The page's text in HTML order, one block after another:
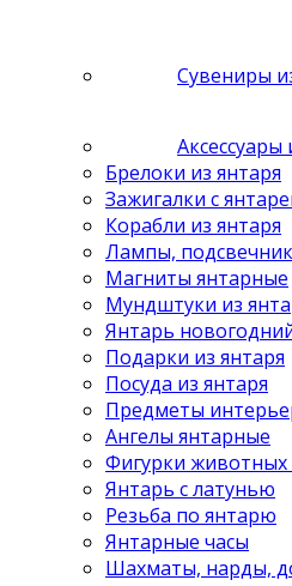
Сувениры
Аксессуары
Брелоки из янтаря
Зажигалки с
Корабли из янтаря
Лампы,
Магниты янтарные
Мундштуки из
Янтарь
Подарки из янтаря
Посуда из янтаря
Предметы
Ангелы янтарные
Фигурки животных
Янтарь с латунью
Резьба по янтарю
Янтарные часы
Шахматы, нарды,